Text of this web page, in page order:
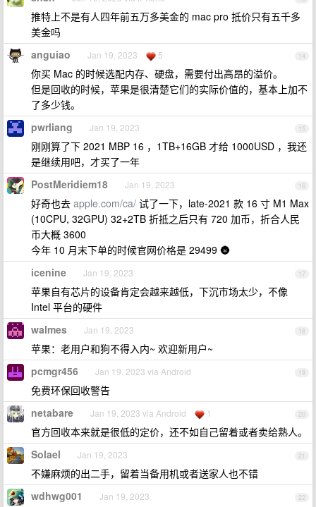
推特上不是有人四年前五万多美金的 mac pro 抵价只有五千多
美金吗
14
anguiao Jan 19, 2023 5
你买 Mac 的时候选配内存、硬盘，需要付出高昂的溢价。
但是回收的时候，苹果是很清楚它们的实际价值的，基本上加不
了多少钱。
15
pwrliang Jan 19, 2023
刚刚算了下 2021 MBP 16 ，1TB+16GB 才给 1000USD ，我还
是继续用吧，才买了一年
16
PostMeridiem18 Jan 19, 2023
好奇也去 apple.com/ca/ 试了一下，late-2021 款 16 寸 M1 Max
(10CPU, 32GPU) 32+2TB 折抵之后只有 720 加币，折合人民
币大概 3600
今年 10 月末下单的时候官网价格是 29499 🌚
17
icenine Jan 19, 2023
苹果自有芯片的设备肯定会越来越低，下沉市场太少，不像
Intel 平台的硬件
18
walmes Jan 19, 2023
苹果：老用户和狗不得入内~ 欢迎新用户~
19
pcmgr456 Jan 19, 2023 via Android
免费环保回收警告
20
netabare Jan 19, 2023 via Android 1
官方回收本来就是很低的定价，还不如自己留着或者卖给熟人。
21
Solael Jan 19, 2023
不嫌麻烦的出二手，留着当备用机或者送家人也不错
22
wdhwg001 Jan 19, 2023